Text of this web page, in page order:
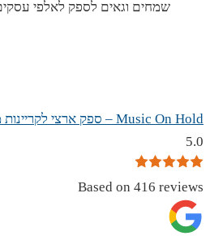
שמחים וגאים לספק לאלפי עסקים
Music On Hold – ספק ארצי לקריינות מקצועית
5.0
Based on 416 reviews